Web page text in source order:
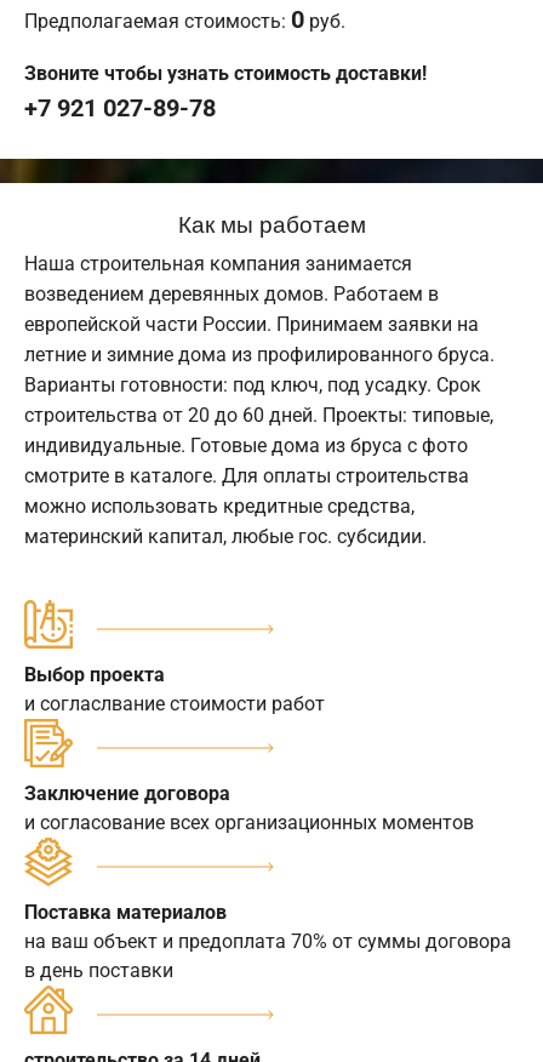
Предполагаемая стоимость: 0 руб.
Звоните чтобы узнать стоимость доставки!
+7 921 027-89-78
Как мы работаем
Наша строительная компания занимается
возведением деревянных домов. Работаем в
европейской части России. Принимаем заявки на
летние и зимние дома из профилированного бруса.
Варианты готовности: под ключ, под усадку. Срок
строительства от 20 до 60 дней. Проекты: типовые,
индивидуальные. Готовые дома из бруса с фото
смотрите в каталоге. Для оплаты строительства
можно использовать кредитные средства,
материнский капитал, любые гос. субсидии.
Выбор проекта
и согласлвание стоимости работ
Заключение договора
и согласование всех организационных моментов
Поставка материалов
на ваш объект и предоплата 70% от суммы договора
в день поставки